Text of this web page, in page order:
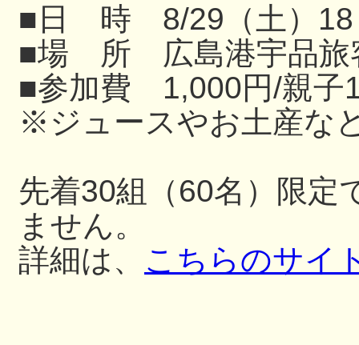
■日 時 8/29（土）18
■場 所 広島港宇品旅
■参加費 1,000円/親子
※ジュースやお土産な
先着30組（60名）限定
ません。
詳細は、 こちらのサイ